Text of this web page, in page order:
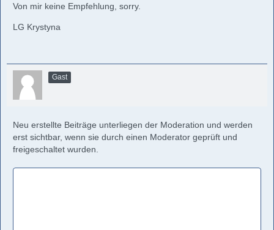
Von mir keine Empfehlung, sorry.
LG Krystyna
Gast
Neu erstellte Beiträge unterliegen der Moderation und werden
erst sichtbar, wenn sie durch einen Moderator geprüft und
freigeschaltet wurden.